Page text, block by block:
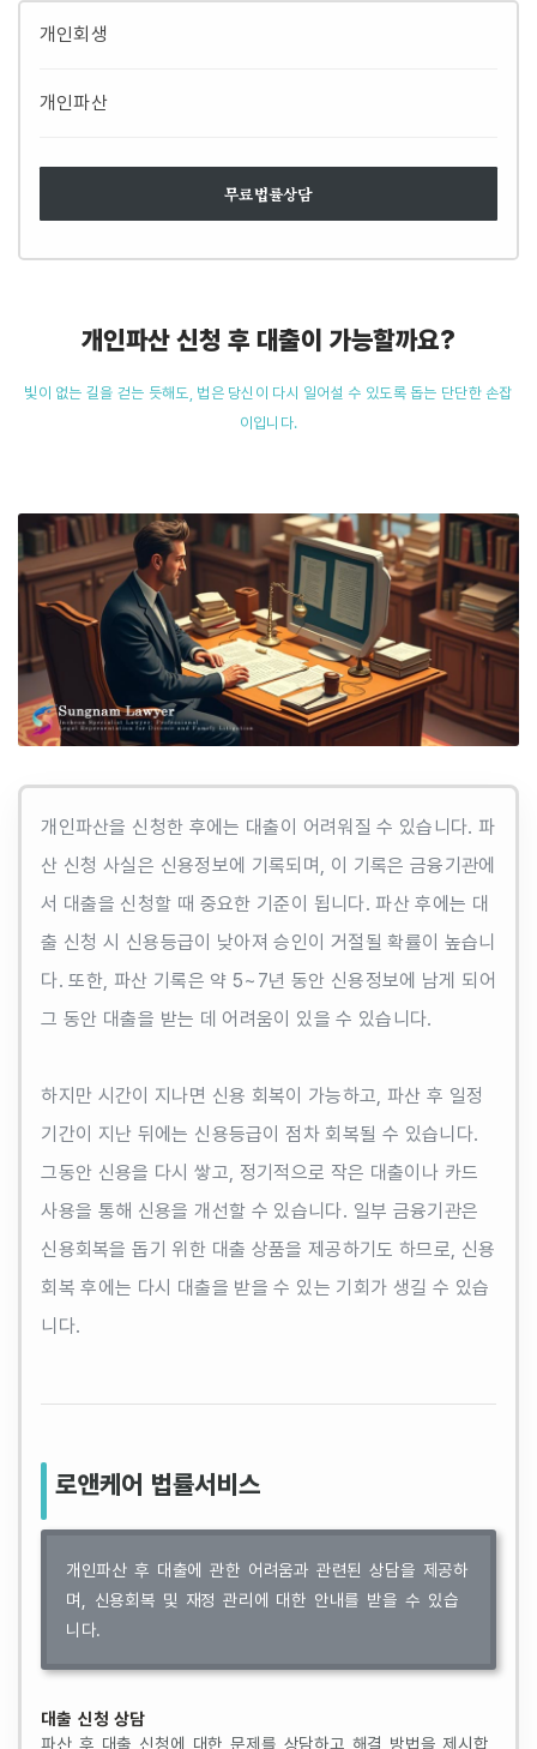
개인회생
개인파산
무료법률상담
개인파산 신청 후 대출이 가능할까요?
빛이 없는 길을 걷는 듯해도, 법은 당신이 다시 일어설 수 있도록 돕는 단단한 손잡
이입니다.
개인파산을 신청한 후에는 대출이 어려워질 수 있습니다. 파
산 신청 사실은 신용정보에 기록되며, 이 기록은 금융기관에
서 대출을 신청할 때 중요한 기준이 됩니다. 파산 후에는 대
출 신청 시 신용등급이 낮아져 승인이 거절될 확률이 높습니
다. 또한, 파산 기록은 약 5~7년 동안 신용정보에 남게 되어
그 동안 대출을 받는 데 어려움이 있을 수 있습니다.
하지만 시간이 지나면 신용 회복이 가능하고, 파산 후 일정
기간이 지난 뒤에는 신용등급이 점차 회복될 수 있습니다.
그동안 신용을 다시 쌓고, 정기적으로 작은 대출이나 카드
사용을 통해 신용을 개선할 수 있습니다. 일부 금융기관은
신용회복을 돕기 위한 대출 상품을 제공하기도 하므로, 신용
회복 후에는 다시 대출을 받을 수 있는 기회가 생길 수 있습
니다.
로앤케어 법률서비스
개인파산 후 대출에 관한 어려움과 관련된 상담을 제공하
며, 신용회복 및 재정 관리에 대한 안내를 받을 수 있습
니다.
대출 신청 상담
파산 후 대출 신청에 대한 문제를 상담하고 해결 방법을 제시합